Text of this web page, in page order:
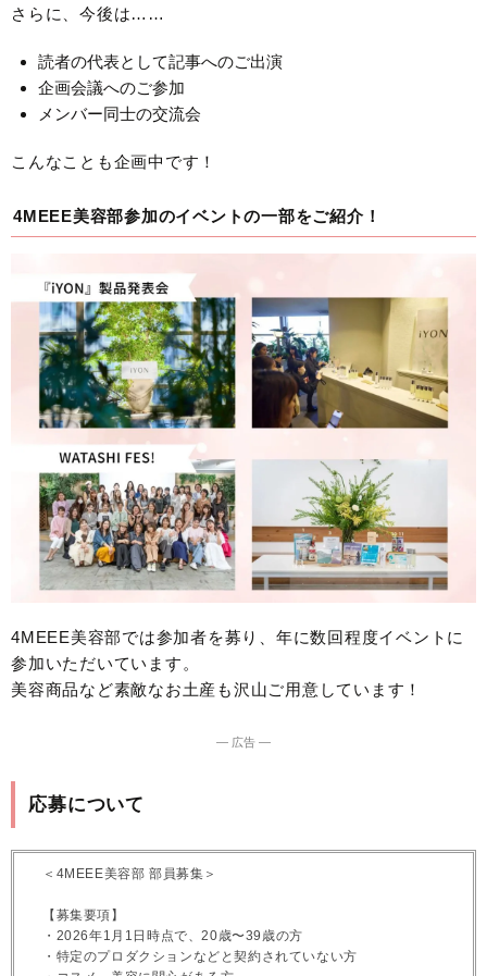
さらに、今後は……
読者の代表として記事へのご出演
企画会議へのご参加
メンバー同士の交流会
こんなことも企画中です！
4MEEE美容部参加のイベントの一部をご紹介！
4MEEE美容部では参加者を募り、年に数回程度イベントに
参加いただいています。
美容商品など素敵なお土産も沢山ご用意しています！
― 広告 ―
応募について
＜4MEEE美容部 部員募集＞
【募集要項】
・2026年1月1日時点で、20歳〜39歳の方
・特定のプロダクションなどと契約されていない方